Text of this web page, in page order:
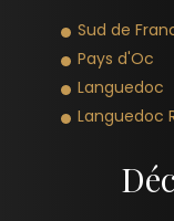
Sud de
Pays d'Oc
Languedoc
Languedoc